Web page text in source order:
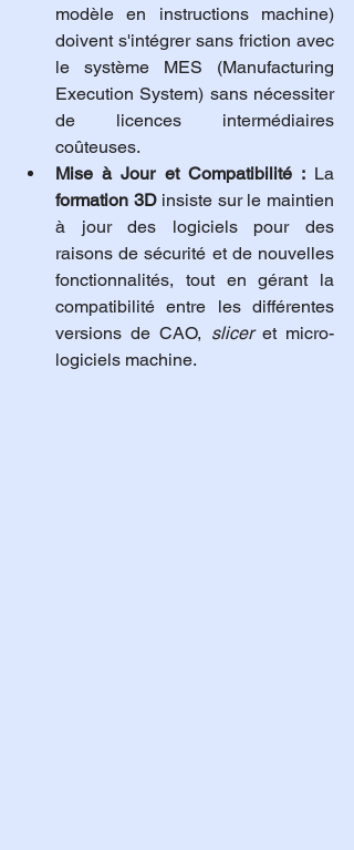
modèle en instructions machine)
doivent s'intégrer sans friction avec
le système MES (Manufacturing
Execution System) sans nécessiter
de licences intermédiaires
coûteuses.
Mise à Jour et Compatibilité :
formation 3D insiste sur le maintien
à jour des logiciels pour des
raisons de sécurité et de nouvelles
fonctionnalités, tout en gérant la
compatibilité entre les différentes
versions de CAO, slicer et micro-
logiciels machine.